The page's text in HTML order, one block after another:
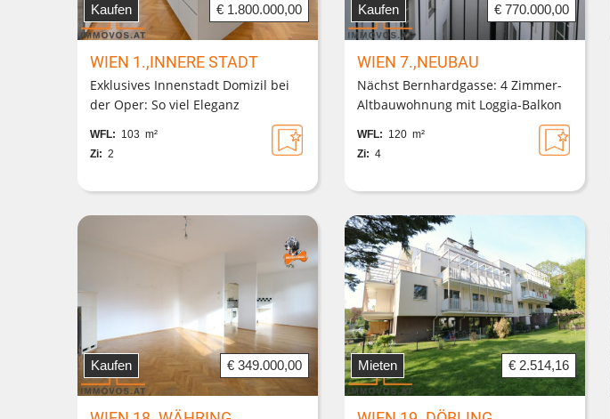
Kaufen € 1.800.000,00
WIEN 1.,INNERE STADT
Exklusives Innenstadt Domizil bei
der Oper: So viel Eleganz
kombiniert mit moderner Technik
muss sein!
WFL: 103 m²
Zi: 2
Kaufen € 770.000,00
WIEN 7.,NEUBAU
Nächst Bernhardgasse: 4 Zimmer-
Altbauwohnung mit Loggia-Balkon
barrierefrei erreichbarem Lift
WFL: 120 m²
Zi: 4
Kaufen € 349.000,00 Mieten € 2.514,16